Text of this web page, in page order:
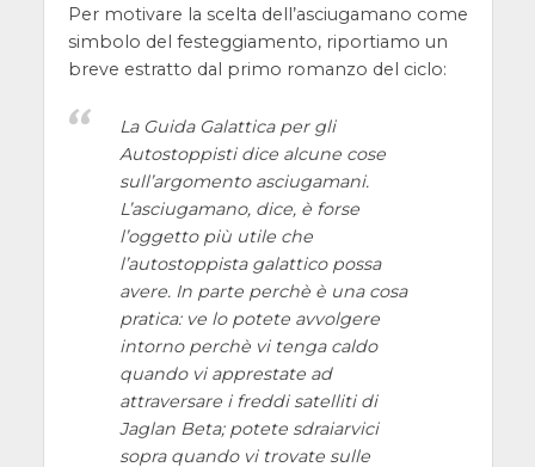
Per motivare la scelta dell’asciugamano come
simbolo del festeggiamento, riportiamo un
breve estratto dal primo romanzo del ciclo:
La Guida Galattica per gli
Autostoppistidice alcune cose
sull’argomento asciugamani.
L’asciugamano, dice, è forse
l’oggetto più utile che
l’autostoppista galattico possa
avere. In parte perchè è una cosa
pratica: ve lo potete avvolgere
intorno perchè vi tenga caldo
quando vi apprestate ad
attraversare i freddi satelliti di
Jaglan Beta; potete sdraiarvici
sopra quando vi trovate sulle